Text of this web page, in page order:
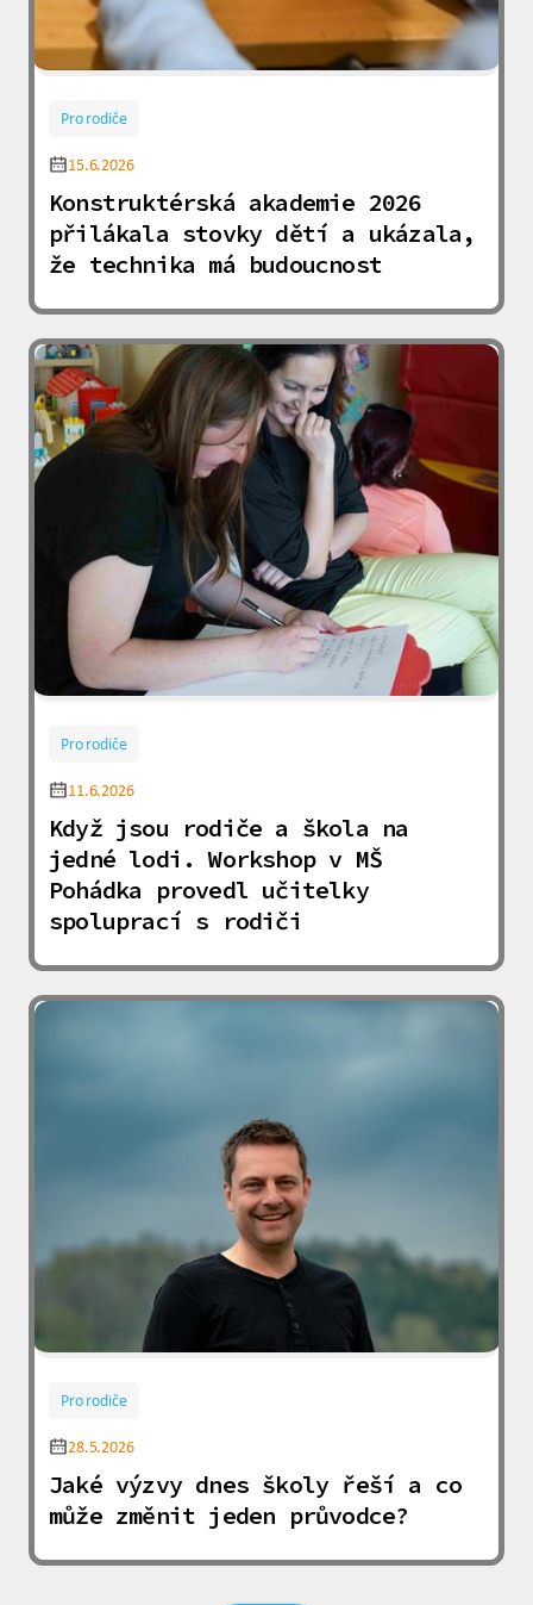
Pro rodiče
15.6.2026
Konstruktérská akademie 2026
přilákala stovky dětí a ukázala,
že technika má budoucnost
Pro rodiče
11.6.2026
Když jsou rodiče a škola na
jedné lodi. Workshop v MŠ
Pohádka provedl učitelky
spoluprací s rodiči
Pro rodiče
28.5.2026
Jaké výzvy dnes školy řeší a co
může změnit jeden průvodce?